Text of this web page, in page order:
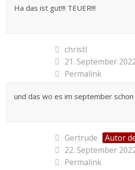
Ha das ist gut!!! TEUER!!!
christl
21. September
Permalink
und das wo es im september
Gertrude
Autor
22. September
Permalink